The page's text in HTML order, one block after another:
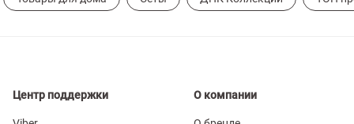
Центр поддержки О компании